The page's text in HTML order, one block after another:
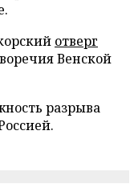
отверг
Венской
разрыва